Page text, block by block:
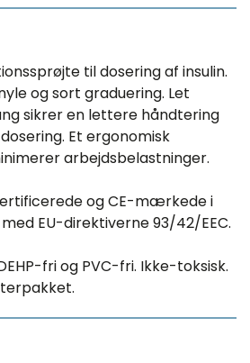
til dosering af insulin.
og sort graduering. Let
sikrer en lettere håndtering
Et ergonomisk
arbejdsbelastninger.
og CE-mærkede i
EU-direktiverne 93/42/EEC.
fri og PVC-fri. Ikke-toksisk.